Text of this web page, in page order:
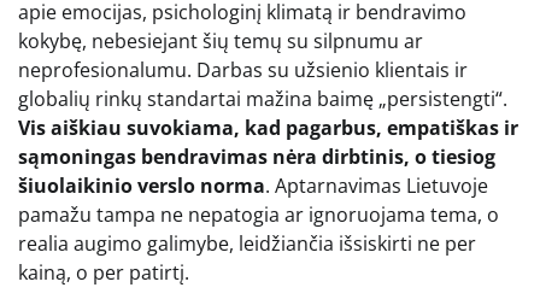
apie emocijas, psichologinį klimatą ir bendravimo
kokybę, nebesiejant šių temų su silpnumu ar
neprofesionalumu. Darbas su užsienio klientais ir
globalių rinkų standartai mažina baimę „persistengti“.
Vis aiškiau suvokiama, kad pagarbus, empatiškas ir
sąmoningas bendravimas nėra dirbtinis, o tiesiog
šiuolaikinio verslo norma. Aptarnavimas Lietuvoje
pamažu tampa ne nepatogia ar ignoruojama tema, o
realia augimo galimybe, leidžiančia išsiskirti ne per
kainą, o per patirtį.